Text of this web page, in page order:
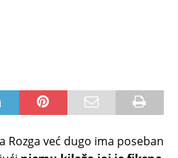
Rozga već dugo ima poseban